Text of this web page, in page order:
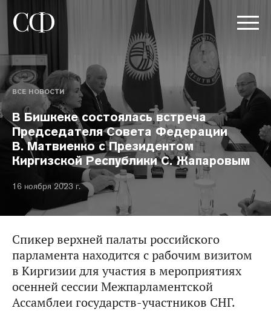
ВСЕ НОВОСТИ
В Бишкеке состоялась встреча
Председателя Совета Федерации
В. Матвиенко с Президентом
Киргизской Республики С. Жапаровым
16 ноября 2023 г.
Спикер верхней палаты российского
парламента находится с рабочим визитом
в Киргизии для участия в мероприятиях
осенней сессии Межпарламентской
Ассамблеи государств-участников СНГ.